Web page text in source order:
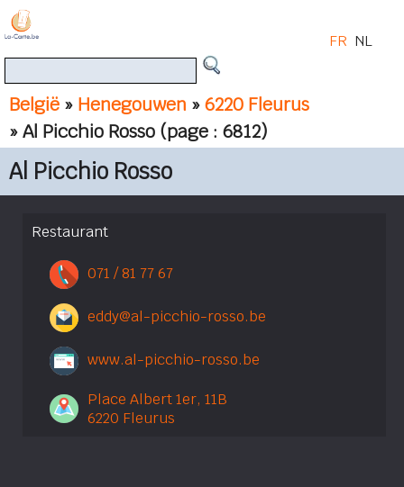
België » Henegouwen »6220 Fleurus
» Al Picchio Rosso (page : 6812)
FR NL
Al Picchio Rosso
Restaurant
071 / 81 77 67
eddy@al-picchio-rosso.be
www.al-picchio-rosso.be
Place Albert 1er, 11B
6220 Fleurus